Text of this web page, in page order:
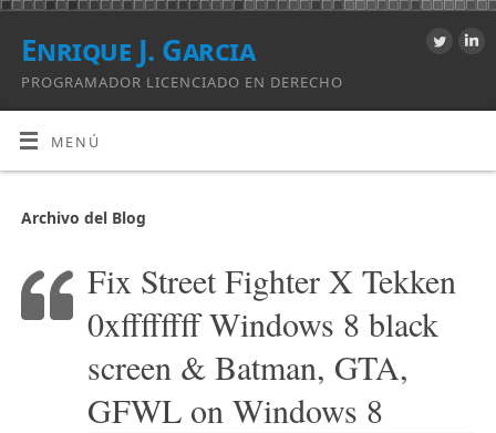
Enrique J. Garcia
PROGRAMADOR LICENCIADO EN DERECHO
MENÚ
Archivo del Blog
Fix Street Fighter X Tekken
0xffffffff Windows 8 black
screen & Batman, GTA,
GFWL on Windows 8